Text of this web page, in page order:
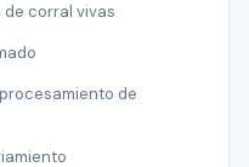
corral vivas
de